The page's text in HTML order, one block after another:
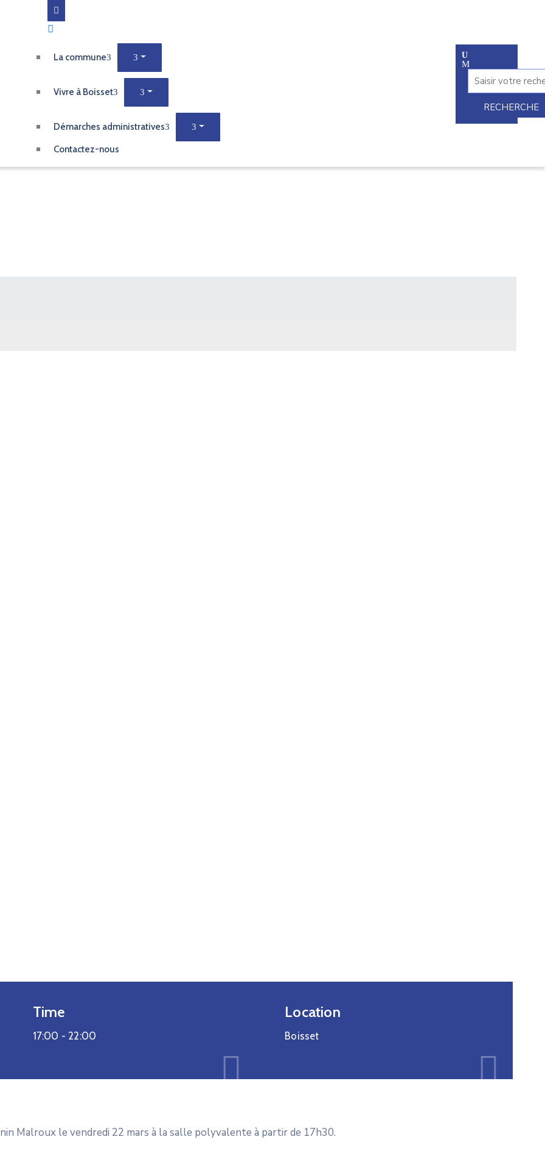
La commune
Vivre à Boisset
Démarches administratives
Contactez-nous
Time
17:00 - 22:00
Location
Boisset
Malroux le vendredi 22 mars à la salle polyvalente à partir de 17h30.